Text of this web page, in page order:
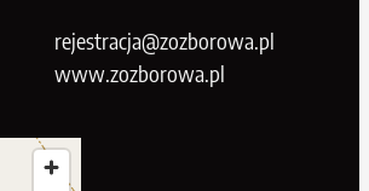
rejestracja@zozborowa.pl
www.zozborowa.pl